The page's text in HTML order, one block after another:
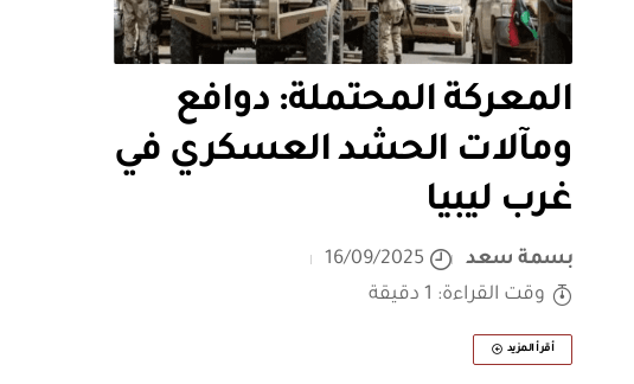
المعركة المحتملة: دوافع
ومآلات الحشد العسكري في
غرب ليبيا
بسمة سعد
16/09/2025
وقت القراءة: 1 دقيقة
أقرأ المزيد